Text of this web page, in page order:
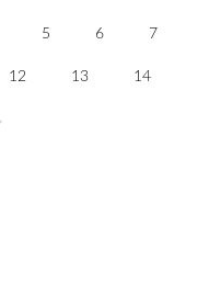
5 6 7
12 13 14